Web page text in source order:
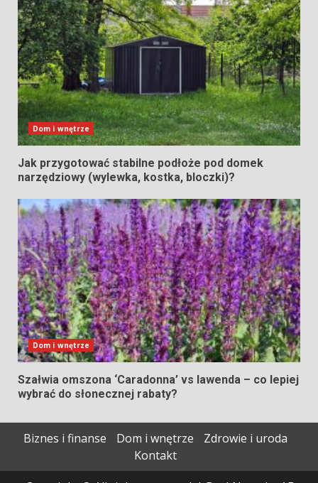
Dom i wnętrze
Jak przygotować stabilne podłoże pod domek
narzędziowy (wylewka, kostka, bloczki)?
Dom i wnętrze
Szałwia omszona ‘Caradonna’ vs lawenda – co lepiej
wybrać do słonecznej rabaty?
Biznes i finanse Dom i wnętrze
Zdrowie i uroda
Kontakt